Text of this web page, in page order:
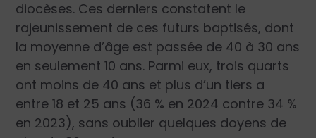
diocèses. Ces derniers constatent le
rajeunissement de ces futurs baptisés, dont
la moyenne d’âge est passée de 40 à 30 ans
en seulement 10 ans. Parmi eux, trois quarts
ont moins de 40 ans et plus d’un tiers a
entre 18 et 25 ans (36 % en 2024 contre 34 %
en 2023), sans oublier quelques doyens de